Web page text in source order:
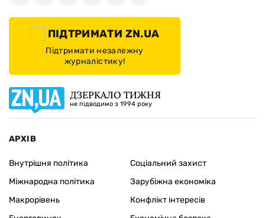
ПІДТРИМАТИ ZN.UA
Підтримати незалежну
журналістику!
ДЗЕРКАЛО ТИЖНЯ
не підводимо з 1994 року
АРХІВ
Внутрішня політика
Міжнародна політика
Макрорівень
Соціальний захист
Зарубіжна економіка
Конфлікт інтересів